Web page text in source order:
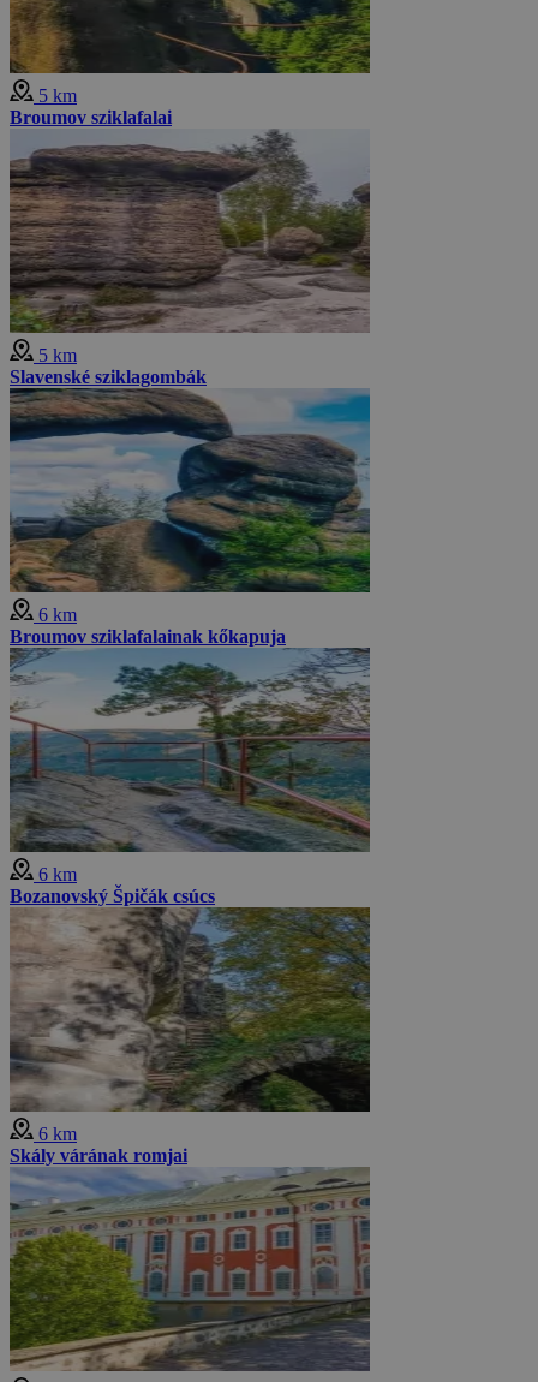
5 km
Broumov sziklafalai
5 km
Slavenské sziklagombák
6 km
Broumov sziklafalainak kőkapuja
6 km
Bozanovský Špičák csúcs
6 km
Skály várának romjai